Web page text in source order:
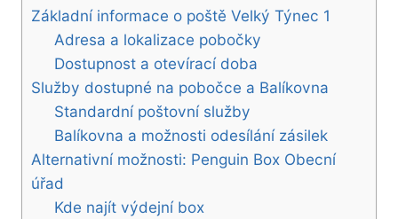
Základní informace o poště Velký Týnec 1
Adresa a lokalizace pobočky
Dostupnost a otevírací doba
Služby dostupné na pobočce a Balíkovna
Standardní poštovní služby
Balíkovna a možnosti odesílání zásilek
Alternativní možnosti: Penguin Box Obecní
úřad
Kde najít výdejní box